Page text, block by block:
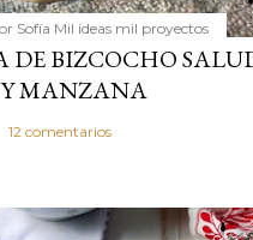
Sofía Mil ideas mil proyectos
DE BIZCOCHO
MANZANA
12 comentarios